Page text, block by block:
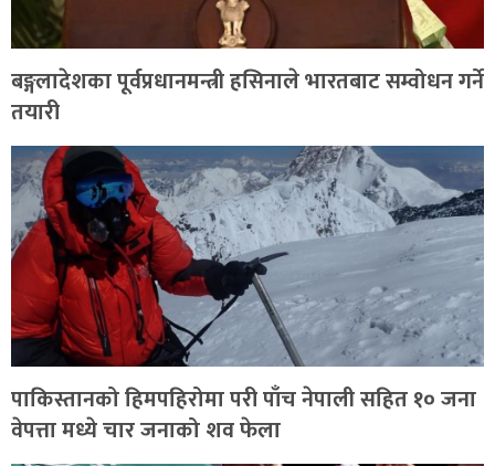
बङ्गलादेशका पूर्वप्रधानमन्त्री हसिनाले भारतबाट सम्वोधन गर्ने
तयारी
पाकिस्तानको हिमपहिरोमा परी पाँच नेपाली सहित १० जना
वेपत्ता मध्ये चार जनाको शव फेला